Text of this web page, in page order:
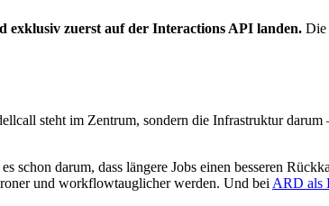
exklusiv zuerst auf der Interactions API landen. Die
steht im Zentrum, sondern die Infrastruktur darum
schon darum, dass längere Jobs einen besseren
und workflowtauglicher werden. Und beiARD als